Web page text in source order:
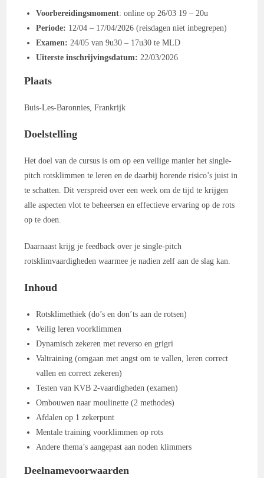
Voorbereidingsmoment: online op 26/03 19 – 20u
Periode: 12/04 – 17/04/2026 (reisdagen niet inbegrepen)
Examen: 24/05 van 9u30 – 17u30 te MLD
Uiterste inschrijvingsdatum: 22/03/2026
Plaats
Buis-Les-Baronnies, Frankrijk
Doelstelling
Het doel van de cursus is om op een veilige manier het single-
pitch rotsklimmen te leren en de daarbij horende risico’s juist in
te schatten. Dit verspreid over een week om de tijd te krijgen
alle aspecten vlot te beheersen en effectieve ervaring op de rots
op te doen.
Daarnaast krijg je feedback over je single-pitch
rotsklimvaardigheden waarmee je nadien zelf aan de slag kan.
Inhoud
Rotsklimethiek (do’s en don’ts aan de rotsen)
Veilig leren voorklimmen
Dynamisch zekeren met reverso en grigri
Valtraining (omgaan met angst om te vallen, leren correct
vallen en correct zekeren)
Testen van KVB 2-vaardigheden (examen)
Ombouwen naar moulinette (2 methodes)
Afdalen op 1 zekerpunt
Mentale training voorklimmen op rots
Andere thema’s aangepast aan noden klimmers
Deelnamevoorwaarden